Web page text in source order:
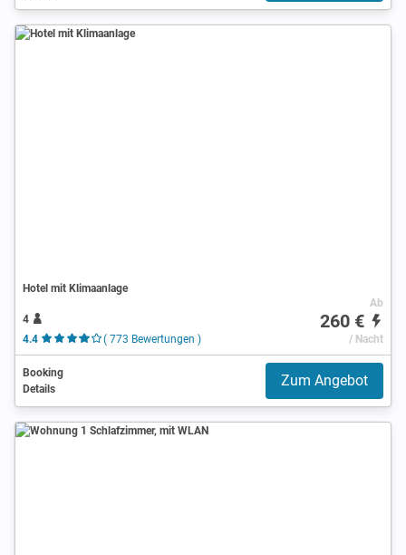
Hotel mit Klimaanlage
4
4.4
( 773 Bewertungen )
Ab
260 €
/ Nacht
Booking
Details
Zum Angebot